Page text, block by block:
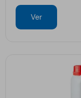
Ver